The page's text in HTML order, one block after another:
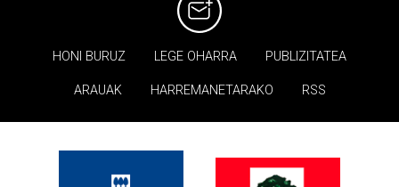
HONI BURUZ LEGE OHARRA PUBLIZITATEA
ARAUAK HARREMANETARAKO RSS